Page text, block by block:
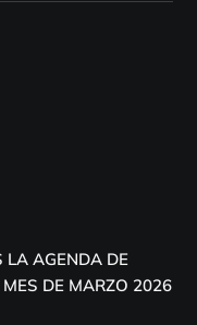
LA AGENDA DE
DE MARZO 2026